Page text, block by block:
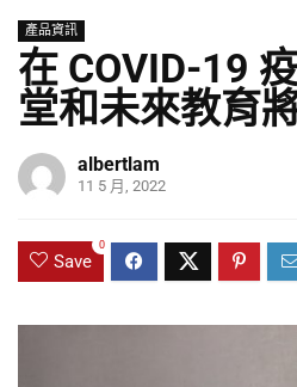
產品資訊
在 COVID-19
堂和未來教育
albertlam
11 5 月, 2022
Save
0